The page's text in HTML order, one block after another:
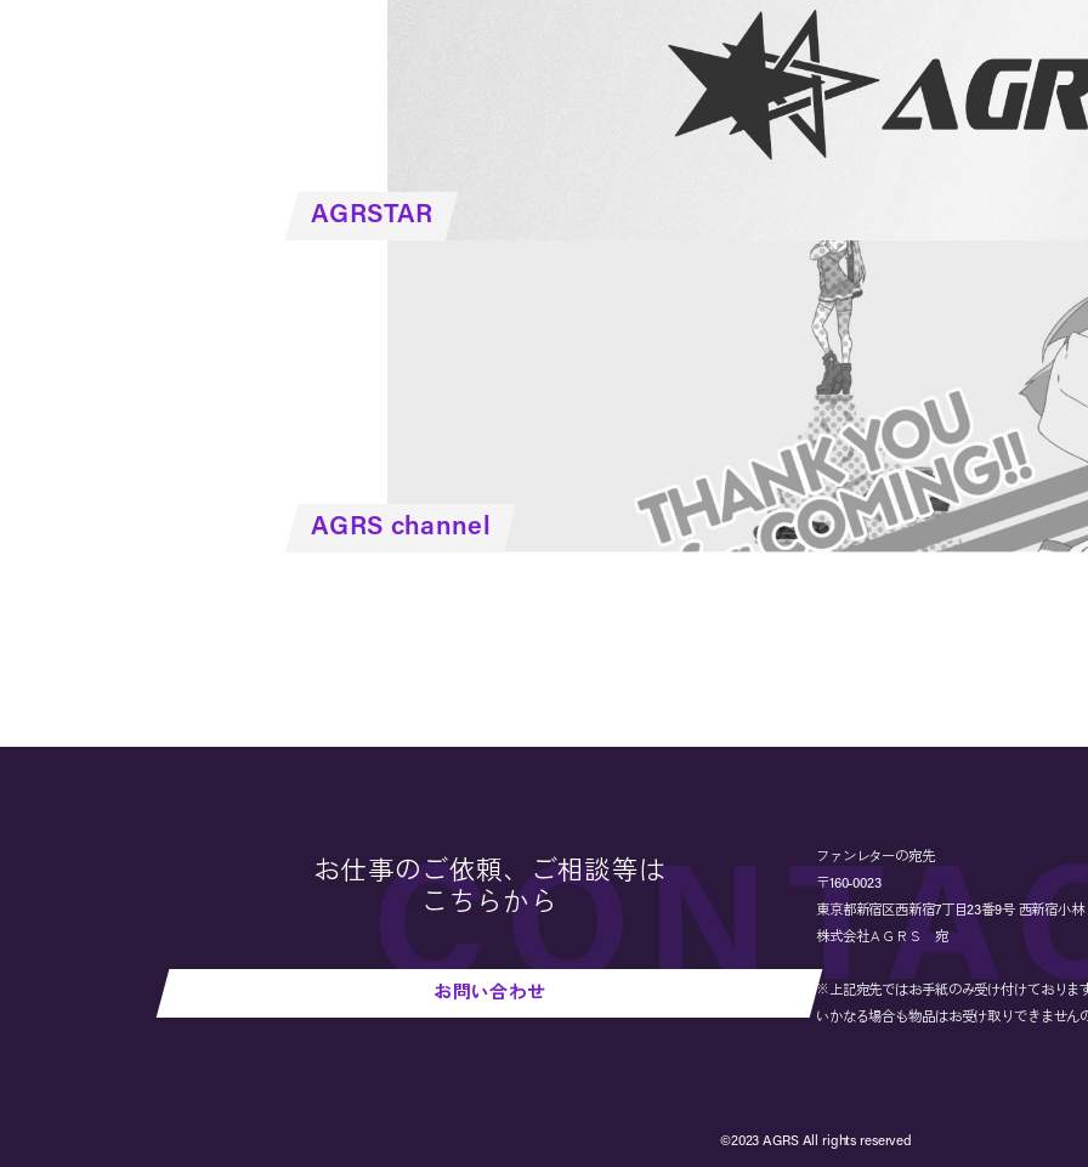
AGRSTAR
AGRS channel
お仕事のご依頼、ご相談等は
こちらから
お問い合わせ
ファンレターの宛先
〒160-0023
東京都新宿区西新宿7丁目23番9号 西新宿小林
株式会社ＡＧＲＳ 宛
※上記宛先ではお手紙のみ受け付けておりま
いかなる場合も物品はお受け取りできません
©︎2023 AGRS All rights reserved